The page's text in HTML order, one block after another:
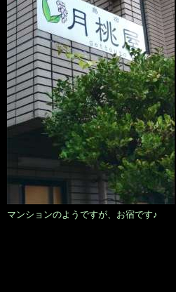
マンションのようですが、お宿です♪